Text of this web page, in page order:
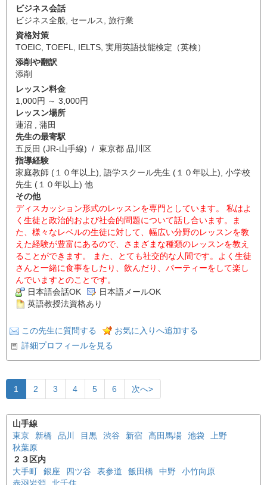
ビジネス会話
ビジネス全般 セールス
旅行業
資格対策
TOEIC TOEFL IELTS 実用英語技能検定（英検）
添削や翻訳
添削
レッスン料金
1,000円 ～ 3,000円
レッスン場所
蓮沼 , 蒲田
先生の最寄駅
五反田 (JR-山手線) / 東京都 品川区
指導経験
家庭教師 (１０年以上), 語学スクール先生 (１０年以上), 小学校
先生 (１０年以上) 他
その他
ディスカッション形式のレッスンを専門としています。 私はよ
く生徒と政治的および社会的問題について話し合います。ま
た、様々なレベルの生徒に対して、幅広い分野のレッスンを教
えた経験が豊富にあるので、さまざまな種類のレッスンを教え
ることができます。 また、とても社交的な人間です。よく生徒
さんと一緒に食事をしたり、飲んだり、パーティーをして楽し
んでいますとのことです。
日本語会話OK
日本語メールOK
英語教授法資格あり
この先生に質問する
お気に入りへ追加する
詳細プロフィールを見る
1 2 3 4 5 6 次へ>
山手線
東京
新橋 品川 目黒 渋谷 新宿 高田馬場 池袋
上野
秋葉原
２３区内
大手町
銀座 四ツ谷 表参道 飯田橋 中野
小竹向原